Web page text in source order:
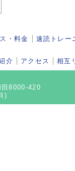
・料金
速読トレー
介 アクセス 相互
8000-420
)